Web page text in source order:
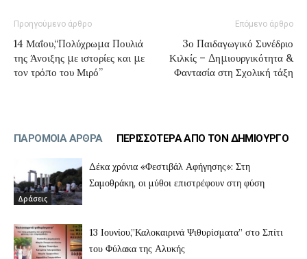
Προηγούμενο άρθρο
14 Μαΐου,“Πολύχρωμα Πουλιά
της Άνοιξης με ιστορίες και με
τον τρόπο του Μιρό”
Επόμενο άρθρο
3ο Παιδαγωγικό Συνέδριο
Κιλκίς – Δημιουργικότητα &
Φαντασία στη Σχολική τάξη
ΠΑΡΟΜΟΙΑ ΑΡΘΡΑ ΠΕΡΙΣΣΟΤΕΡΑ ΑΠΟ ΤΟΝ ΔΗΜΙΟΥΡΓΟ
Δράσεις
Δέκα χρόνια «Φεστιβάλ Αφήγησης»: Στη
Σαμοθράκη, οι μύθοι επιστρέφουν στη φύση
13 Ιουνίου,”Καλοκαιρινά Ψιθυρίσματα” στο Σπίτι
του Φύλακα της Αλυκής